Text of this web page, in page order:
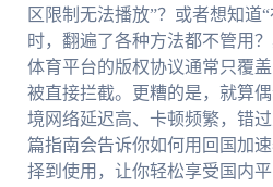
区限制无法播放”？或者想知道
时，翻遍了各种方法都不管用
体育平台的版权协议通常只覆
被直接拦截。更糟的是，就算
境网络延迟高、卡顿频繁，错
篇指南会告诉你如何用回国加
择到使用，让你轻松享受国内